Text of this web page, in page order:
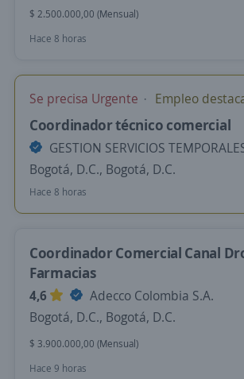
$ 2.500.000,00 (Mensual)
Hace 8 horas
Se precisa Urgente Empleo
Coordinador técnico comercial
GESTION SERVICIOS
Bogotá, D.C., Bogotá, D.C.
Hace 8 horas
Coordinador Comercial Canal
Farmacias
4,6
Adecco Colombia S.A.
Bogotá, D.C., Bogotá, D.C.
$ 3.900.000,00 (Mensual)
Hace 9 horas